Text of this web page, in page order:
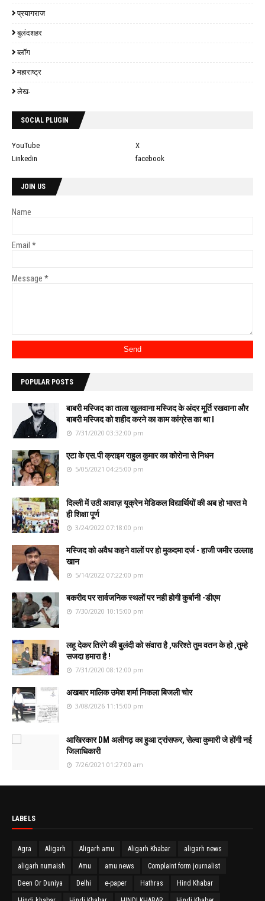
प्रयागराज
बुलंदशहर
ब्लॉग
महाराष्ट्र
लेख-
SOCIAL PLUGIN
YouTube
X
Linkedin
facebook
JOIN US
Name
Email *
Message *
POPULAR POSTS
बाबरी मस्जिद का ताला खुलवाना मस्जिद के अंदर मूर्ति रखवाना और
बाबरी मस्जिद को शहीद करने का काम कांग्रेस का था l
7/31/2020 03:32:00 pm
एटा के एस.पी क्राइम राहुल कुमार का कोरोना से निधन
5/05/2021 04:25:00 pm
दिल्ली में उठी आवाज़ यूक्रेन मेडिकल विद्यार्थियों की अब हो भारत मे
ही शिक्षा पूर्ण
3/24/2022 07:18:00 pm
मस्जिद को अवैध कहने वालों पर हो मुकदमा दर्ज - हाजी जमीर उल्लाह
खान
5/14/2022 07:22:00 pm
बकरीद पर सार्वजनिक स्थलों पर नही होगी कुर्बानी -डीएम
7/30/2020 10:15:00 pm
लहू देकर तिरंगे की बुलंदी को संवारा है ,फरिश्ते तुम वतन के हो ,तुम्हे
सजदा हमारा है !
7/31/2020 08:12:00 pm
अखबार मालिक उमेश शर्मा निकला बिजली चोर
3/08/2026 11:15:00 pm
आखिरकार DM अलीगढ़ का हुआ ट्रांसफर, सेल्वा कुमारी जे होंगी नई
जिलाधिकारी
7/26/2021 01:27:00 am
LABELS
Agra Aligarh Aligarh amu Aligarh Khabar aligarh news
aligarh numaish Amu amu news Complaint form journalist
Deen Or Duniya Delhi e-paper Hathras Hind Khabar